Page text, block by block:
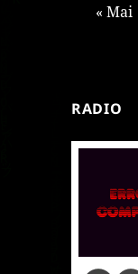
« Mai
RADIO